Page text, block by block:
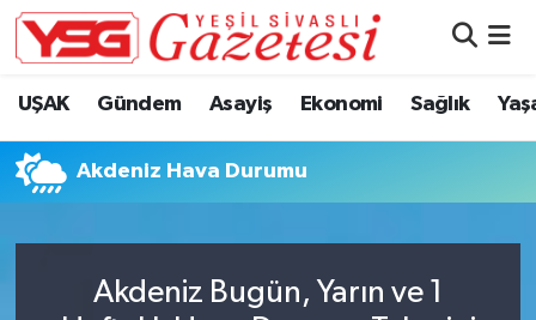
UŞAK Gündem Asayiş Ekonomi Sağlık
Akdeniz Hava Durumu
Akdeniz Bugün, Yarın ve 1